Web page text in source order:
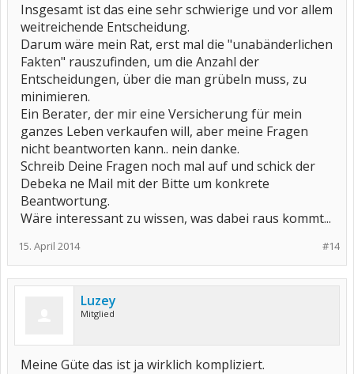
Insgesamt ist das eine sehr schwierige und vor allem
weitreichende Entscheidung.
Darum wäre mein Rat, erst mal die "unabänderlichen
Fakten" rauszufinden, um die Anzahl der
Entscheidungen, über die man grübeln muss, zu
minimieren.
Ein Berater, der mir eine Versicherung für mein
ganzes Leben verkaufen will, aber meine Fragen
nicht beantworten kann.. nein danke.
Schreib Deine Fragen noch mal auf und schick der
Debeka ne Mail mit der Bitte um konkrete
Beantwortung.
Wäre interessant zu wissen, was dabei raus kommt...
#14
15. April 2014
Luzey
Mitglied
Meine Güte das ist ja wirklich kompliziert.